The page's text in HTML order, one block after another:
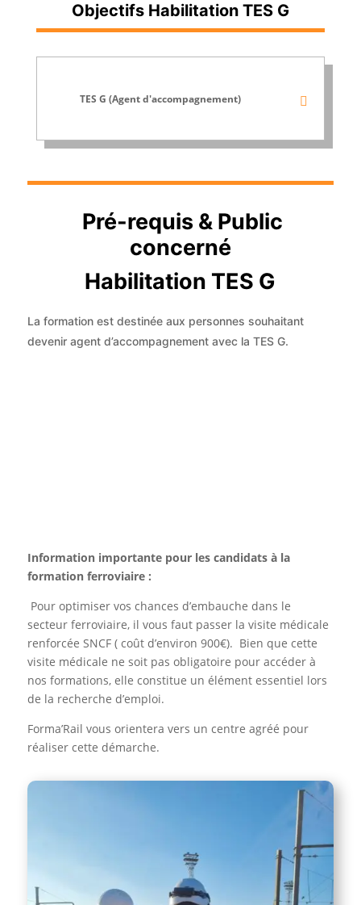
Objectifs Habilitation TES G
TES G (Agent d'accompagnement)
Pré-requis & Public
concerné
Habilitation TES G
La formation est destinée aux personnes souhaitant
devenir agent d’accompagnement avec la TES G.
Information importante pour les candidats à la
formation ferroviaire :
Pour optimiser vos chances d’embauche dans le
secteur ferroviaire, il vous faut passer la visite médicale
renforcée SNCF ( coût d’environ 900€). Bien que cette
visite médicale ne soit pas obligatoire pour accéder à
nos formations, elle constitue un élément essentiel lors
de la recherche d’emploi.
Forma’Rail vous orientera vers un centre agréé pour
réaliser cette démarche.